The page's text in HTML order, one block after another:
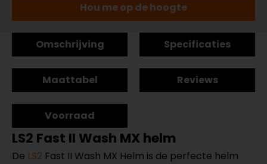
Hou me op de hoogte
Omschrijving Specificaties
Maattabel Reviews
Voorraad
LS2 Fast II Wash MX helm
De LS2 Fast II Wash MX Helm is de perfecte helm